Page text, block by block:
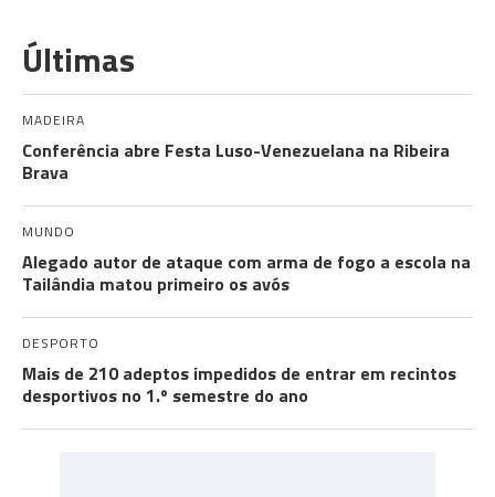
Últimas
MADEIRA
Conferência abre Festa Luso-Venezuelana na Ribeira
Brava
MUNDO
Alegado autor de ataque com arma de fogo a escola na
Tailândia matou primeiro os avós
DESPORTO
Mais de 210 adeptos impedidos de entrar em recintos
desportivos no 1.º semestre do ano